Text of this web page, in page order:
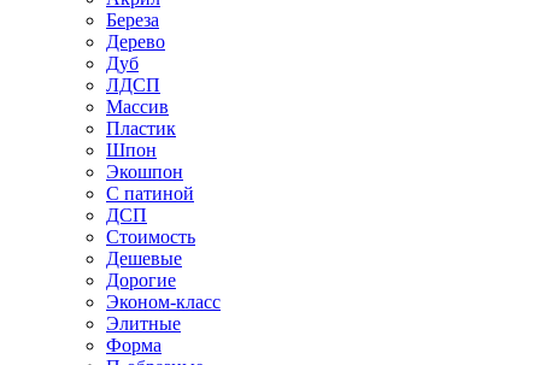
Береза
Дерево
Дуб
ЛДСП
Массив
Пластик
Шпон
Экошпон
С патиной
ДСП
Стоимость
Дешевые
Дорогие
Эконом-класс
Элитные
Форма